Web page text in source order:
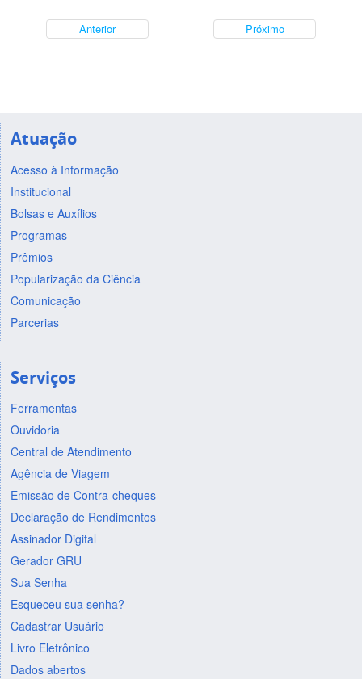
Anterior Próximo
Atuação
Acesso à Informação
Institucional
Bolsas e Auxílios
Programas
Prêmios
Popularização da Ciência
Comunicação
Parcerias
Serviços
Ferramentas
Ouvidoria
Central de Atendimento
Agência de Viagem
Emissão de Contra-cheques
Declaração de Rendimentos
Assinador Digital
Gerador GRU
Sua Senha
Esqueceu sua senha?
Cadastrar Usuário
Livro Eletrônico
Dados abertos